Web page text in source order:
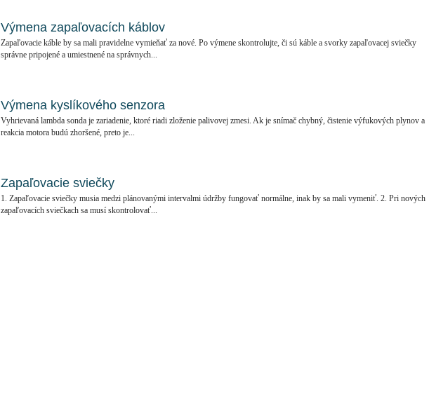
Výmena zapaľovacích káblov
Zapaľovacie káble by sa mali pravidelne vymieňať za nové. Po výmene skontrolujte, či sú káble a svorky zapaľovacej sviečky
správne pripojené a umiestnené na správnych...
Výmena kyslíkového senzora
Vyhrievaná lambda sonda je zariadenie, ktoré riadi zloženie palivovej zmesi. Ak je snímač chybný, čistenie výfukových plynov a
reakcia motora budú zhoršené, preto je...
Zapaľovacie sviečky
1. Zapaľovacie sviečky musia medzi plánovanými intervalmi údržby fungovať normálne, inak by sa mali vymeniť. 2. Pri nových
zapaľovacích sviečkach sa musí skontrolovať...